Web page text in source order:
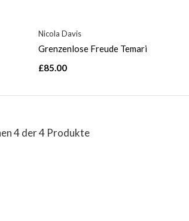
Nicola Davis
Grenzenlose Freude Temari
£85.00
4 der 4 Produkte